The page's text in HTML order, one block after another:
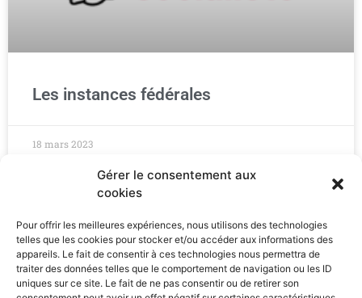
Gérer le consentement aux
cookies
Pour offrir les meilleures expériences, nous utilisons des technologies
telles que les cookies pour stocker et/ou accéder aux informations des
appareils. Le fait de consentir à ces technologies nous permettra de
traiter des données telles que le comportement de navigation ou les ID
uniques sur ce site. Le fait de ne pas consentir ou de retirer son
Les instances fédérales
18 mars 2023